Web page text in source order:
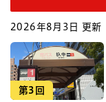
2026年8月3日 更新
第3回